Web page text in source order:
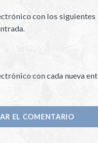
con los siguientes
con cada nueva